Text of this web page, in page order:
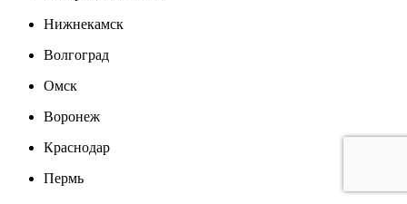
Нижнекамск
Волгоград
Омск
Воронеж
Краснодар
Пермь